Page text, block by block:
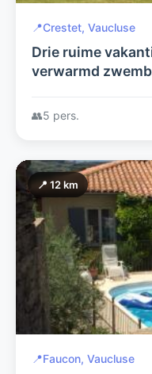
📍Crestet, Vaucluse
Drie ruime
verwarmd
wijndomein in de
👥5 pers.
📍 12 km
📍Faucon, Vaucluse